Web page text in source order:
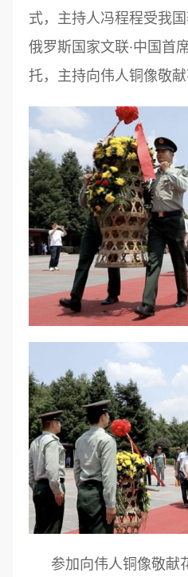
式，主持人冯程程受我
俄罗斯国家文联·中国首
托，主持向伟人铜像敬献
参加向伟人铜像敬献